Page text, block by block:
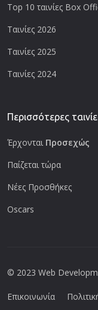
Top 10 ταινίες Box
Ταινίες 2026
Ταινίες 2025
Ταινίες 2024
Περισσότερες
Έρχονται Προσεχώς
Παίζεται τώρα
Νέες Προσθήκες
Oscars
© 2023 Web
Επικοινωνία